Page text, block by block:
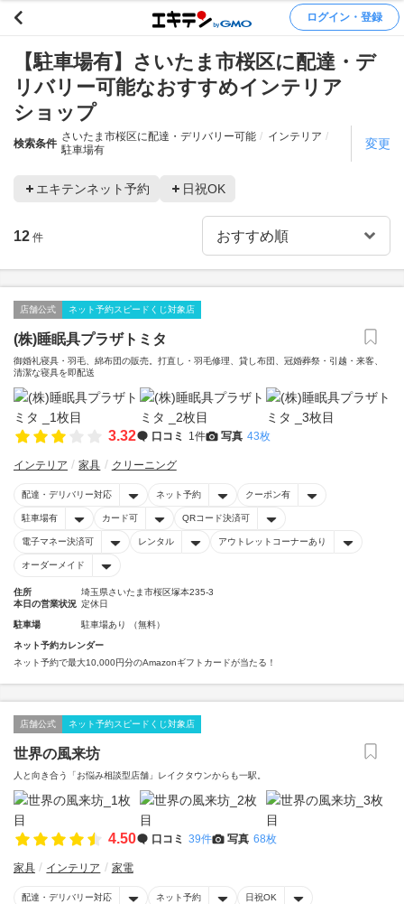
ログイン・登録
【駐車場有】さいたま市桜区に配達・デ
リバリー可能なおすすめインテリア
ショップ
検索条件
さいたま市桜区に配達・デリバリー可能
インテリア
駐車場有
変更
エキテンネット予約 日祝OK
12 件
店舗公式 ネット予約スピードくじ対象店
(株)睡眠具プラザトミタ
御婚礼寝具・羽毛、綿布団の販売。打直し・羽毛修理、貸し布団、冠婚葬祭・引越・来客、
清潔な寝具を即配送
3.32 口コミ 1件 写真 43枚
インテリア 家具 クリーニング
配達・デリバリー対応 ネット予約 クーポン有
駐車場有 カード可 QRコード決済可
電子マネー決済可 レンタル アウトレットコーナーあり
オーダーメイド
住所
埼玉県さいたま市桜区塚本235-3
本日の営業状況 定休日
駐車場 駐車場あり （無料）
ネット予約カレンダー
ネット予約で最大10,000円分のAmazonギフトカードが当たる！
店舗公式 ネット予約スピードくじ対象店
世界の風来坊
人と向き合う「お悩み相談型店舗」レイクタウンからも一駅。
4.50 口コミ 39件 写真 68枚
家具 インテリア 家電
配達・デリバリー対応 ネット予約 日祝OK